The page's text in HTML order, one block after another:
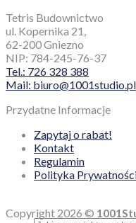
Tetris Budownictwo
ul. Kopernika 21,
62-200 Gniezno
NIP: 784-245-76-37
Tel.: 726 328 388
Mail: biuro@1001studio.pl
Przydatne Informacje
Zapytaj o rabat!
Kontakt
Regulamin
Polityka
Copyright 2026 ©